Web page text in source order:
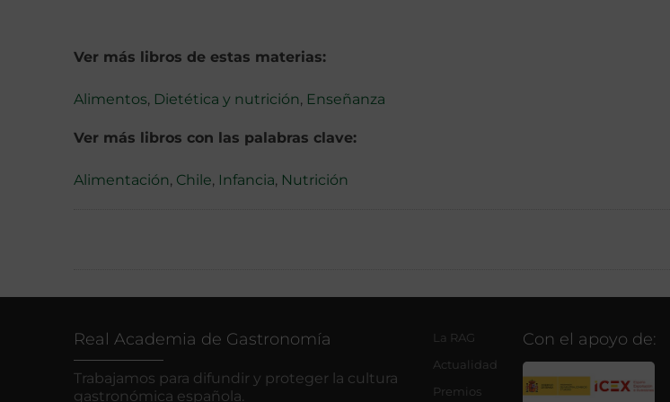
Ver más libros de estas materias:
Alimentos, Dietética y nutrición, Enseñanza
Ver más libros con las palabras clave:
Alimentación, Chile, Infancia, Nutrición
Real Academia de Gastronomía
Trabajamos para difundir y proteger la cultura
gastronómica española.
La RAG
Actualidad
Premios
Con el apoyo de: